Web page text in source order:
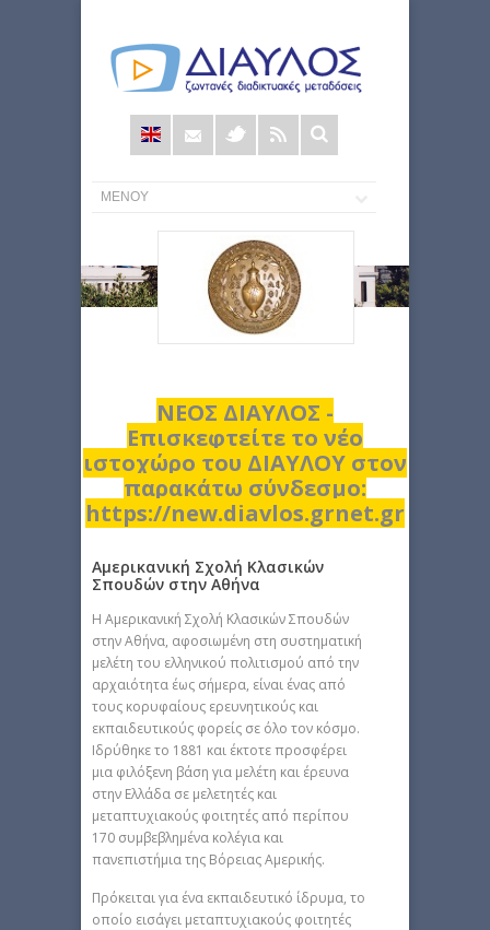
Φόρμα
αναζήτησης
ΝΕΟΣ ΔΙΑΥΛΟΣ -
Επισκεφτείτε το νέο
ιστοχώρο του ΔΙΑΥΛΟΥ στον
παρακάτω σύνδεσμο:
https://new.diavlos.grnet.gr
Αμερικανική Σχολή Κλασικών
Σπουδών στην Αθήνα
H Αμερικανική Σχολή Κλασικών Σπουδών
στην Αθήνα, αφοσιωμένη στη συστηματική
μελέτη του ελληνικού πολιτισμού από την
αρχαιότητα έως σήμερα, είναι ένας από
τους κορυφαίους ερευνητικούς και
εκπαιδευτικούς φορείς σε όλο τον κόσμο.
Ιδρύθηκε το 1881 και έκτοτε προσφέρει
μια φιλόξενη βάση για μελέτη και έρευνα
στην Ελλάδα σε μελετητές και
μεταπτυχιακούς φοιτητές από περίπου
170 συμβεβλημένα κολέγια και
πανεπιστήμια της Βόρειας Αμερικής.
Πρόκειται για ένα εκπαιδευτικό ίδρυμα, το
οποίο εισάγει μεταπτυχιακούς φοιτητές